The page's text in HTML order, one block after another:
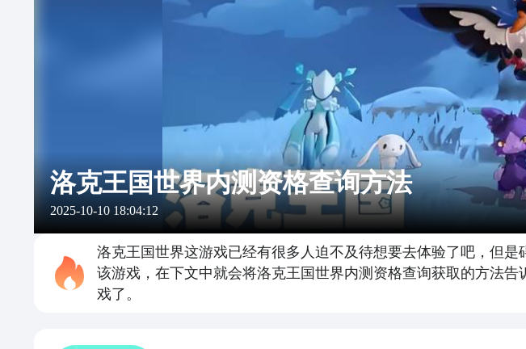
洛克王国世界内测资格查询方法
2025-10-10 18:04:12
洛克王国世界这游戏已经有很多人迫不及待想要去体验了吧，但
该游戏，在下文中就会将洛克王国世界内测资格查询获取的方法
戏了。